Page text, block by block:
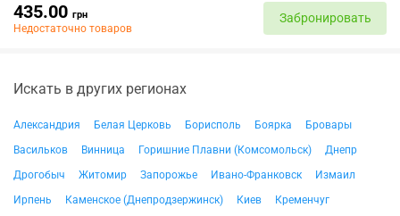
435.00 грн
Недостаточно товаров
Забронировать
Искать в других регионах
Александрия Белая Церковь Борисполь Боярка
Бровары
Васильков
Винница Горишние Плавни (Комсомольск)
Днепр
Дрогобыч
Житомир Запорожье Ивано-Франковск
Измаил
Ирпень
Каменское (Днепродзержинск) Киев
Кременчуг